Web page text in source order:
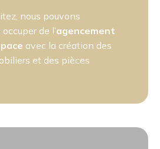
nous pouvons
de l’agencement
avec la création des
et des pièces